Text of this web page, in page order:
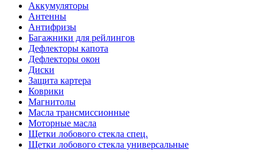
Аккумуляторы
Антенны
Антифризы
Багажники для рейлингов
Дефлекторы капота
Дефлекторы окон
Диски
Защита картера
Коврики
Магнитолы
Масла трансмиссионные
Моторные масла
Щетки лобового стекла спец.
Щетки лобового стекла универсальные